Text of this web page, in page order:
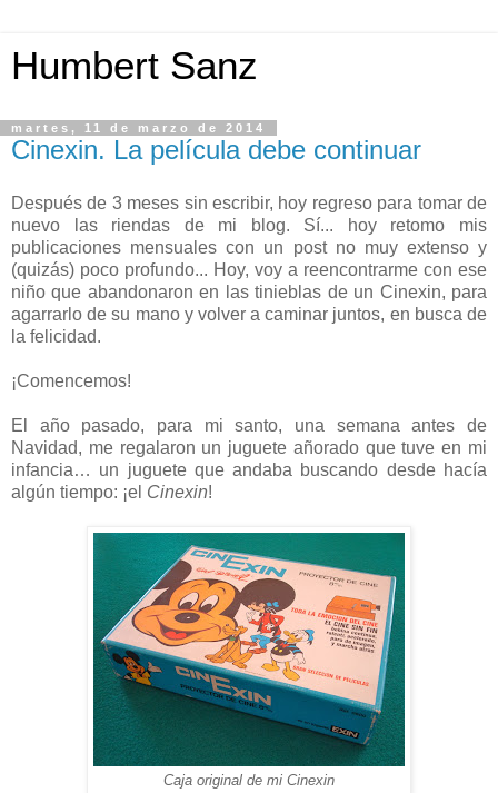
Humbert Sanz
martes, 11 de marzo de 2014
Cinexin. La película debe continuar
Después de 3 meses sin escribir, hoy regreso para tomar de
nuevo las riendas de mi blog. Sí... hoy retomo mis
publicaciones mensuales con un post no muy extenso y
(quizás) poco profundo... Hoy, voy a reencontrarme con ese
niño que abandonaron en las tinieblas de un Cinexin, para
agarrarlo de su mano y volver a caminar juntos, en busca de
la felicidad.
¡Comencemos!
El año pasado, para mi santo, una semana antes de
Navidad, me regalaron un juguete añorado que tuve en mi
infancia… un juguete que andaba buscando desde hacía
algún tiempo: ¡el Cinexin!
Caja original de mi Cinexin